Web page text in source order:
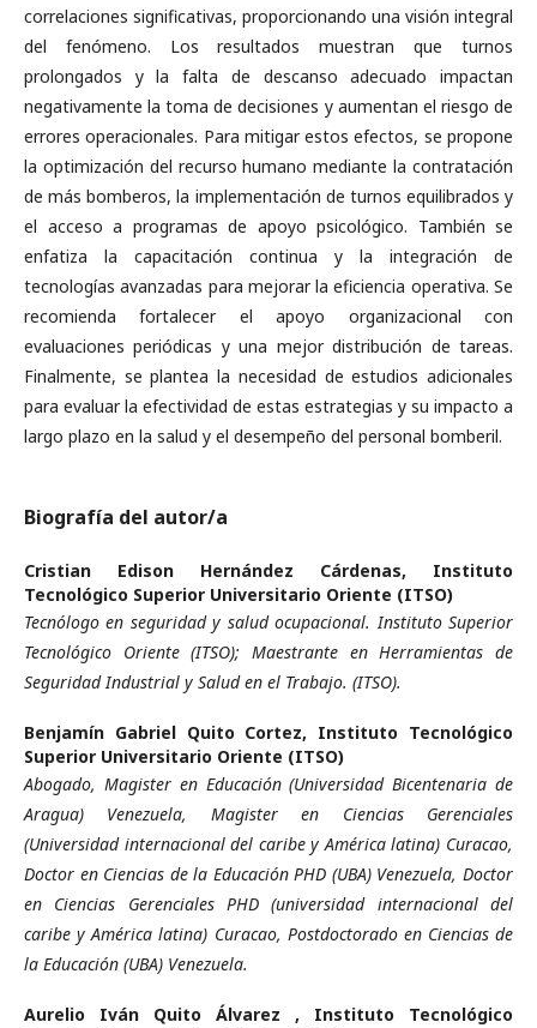
correlaciones significativas, proporcionando una visión integral
del fenómeno. Los resultados muestran que turnos
prolongados y la falta de descanso adecuado impactan
negativamente la toma de decisiones y aumentan el riesgo de
errores operacionales. Para mitigar estos efectos, se propone
la optimización del recurso humano mediante la contratación
de más bomberos, la implementación de turnos equilibrados y
el acceso a programas de apoyo psicológico. También se
enfatiza la capacitación continua y la integración de
tecnologías avanzadas para mejorar la eficiencia operativa. Se
recomienda fortalecer el apoyo organizacional con
evaluaciones periódicas y una mejor distribución de tareas.
Finalmente, se plantea la necesidad de estudios adicionales
para evaluar la efectividad de estas estrategias y su impacto a
largo plazo en la salud y el desempeño del personal bomberil.
Biografía del autor/a
Cristian Edison Hernández Cárdenas, Instituto
Tecnológico Superior Universitario Oriente (ITSO)
Tecnólogo en seguridad y salud ocupacional. Instituto Superior
Tecnológico Oriente (ITSO); Maestrante en Herramientas de
Seguridad Industrial y Salud en el Trabajo. (ITSO).
Benjamín Gabriel Quito Cortez, Instituto Tecnológico
Superior Universitario Oriente (ITSO)
Abogado, Magister en Educación (Universidad Bicentenaria de
Aragua) Venezuela, Magister en Ciencias Gerenciales
(Universidad internacional del caribe y América latina) Curacao,
Doctor en Ciencias de la Educación PHD (UBA) Venezuela, Doctor
en Ciencias Gerenciales PHD (universidad internacional del
caribe y América latina) Curacao, Postdoctorado en Ciencias de
la Educación (UBA) Venezuela.
Aurelio Iván Quito Álvarez , Instituto Tecnológico